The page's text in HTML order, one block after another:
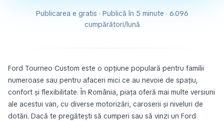
Publicarea e gratis · Publică în 5 minute · 6.096
cumpărători/lună
Ford Tourneo Custom este o opțiune populară pentru familii
numeroase sau pentru afaceri mici ce au nevoie de spațiu,
confort și flexibilitate. În România, piața oferă mai multe versiuni
ale acestui van, cu diverse motorizări, caroserii și niveluri de
dotări. Dacă te pregătești să cumperi sau să vinzi un Ford